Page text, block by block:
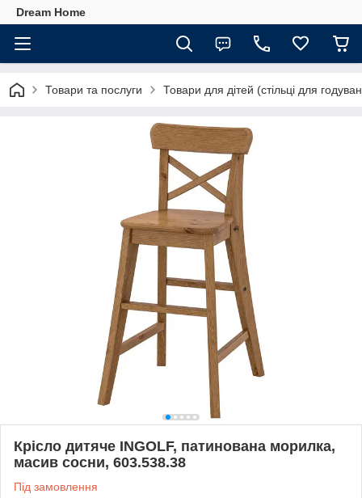
Dream Home
Товари та послуги Товари для дітей (стільці для
Крісло дитяче INGOLF, патинована морилка,
масив сосни, 603.538.38
Під замовлення